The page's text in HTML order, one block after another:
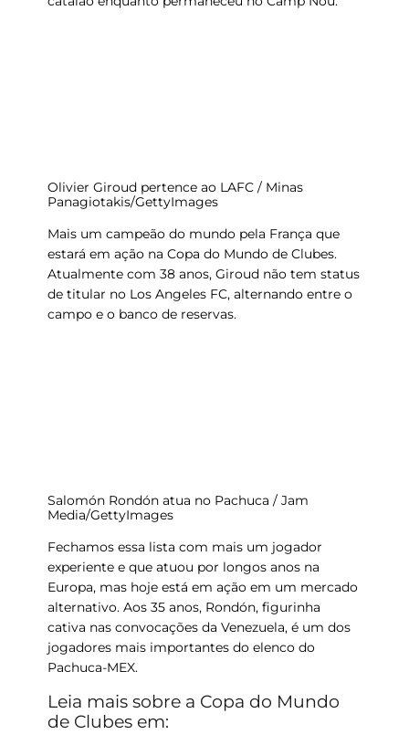
Olivier Giroud pertence ao LAFC / Minas
Panagiotakis/GettyImages
Mais um campeão do mundo pela França que
estará em ação na Copa do Mundo de Clubes.
Atualmente com 38 anos, Giroud não tem status
de titular no Los Angeles FC, alternando entre o
campo e o banco de reservas.
Salomón Rondón atua no Pachuca / Jam
Media/GettyImages
Fechamos essa lista com mais um jogador
experiente e que atuou por longos anos na
Europa, mas hoje está em ação em um mercado
alternativo. Aos 35 anos, Rondón, figurinha
cativa nas convocações da Venezuela, é um dos
jogadores mais importantes do elenco do
Pachuca-MEX.
Leia mais sobre a Copa do Mundo
de Clubes em: